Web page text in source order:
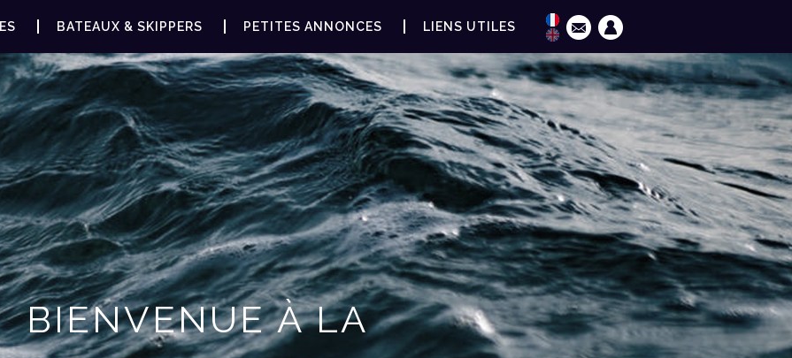
BATEAUX & SKIPPERS PETITES ANNONCES LIENS UTILES
BIENVENUE À LA